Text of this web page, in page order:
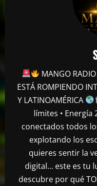
MANGO
ESTÁ ROMPIENDO
Y LATINOAMÉRICA
límites • Energía
conectados todos
explotando los
quieres sentir la
digital… este es tu
descubre por qué